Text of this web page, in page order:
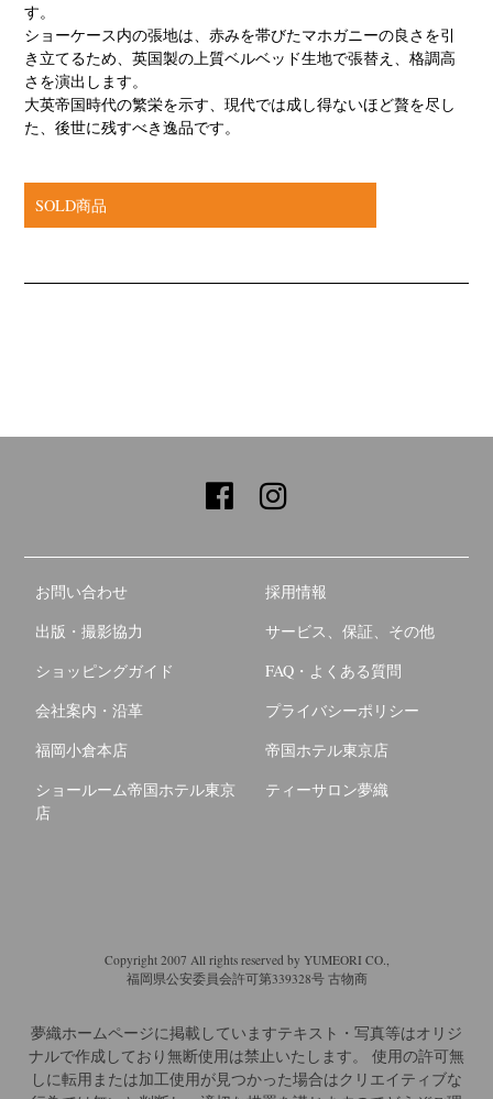
す。
ショーケース内の張地は、赤みを帯びたマホガニーの良さを引
き立てるため、英国製の上質ベルベッド生地で張替え、格調高
さを演出します。
大英帝国時代の繁栄を示す、現代では成し得ないほど贅を尽し
た、後世に残すべき逸品です。
SOLD商品
お問い合わせ
採用情報
出版・撮影協力
サービス、保証、その他
ショッピングガイド
FAQ・よくある質問
会社案内・沿革
プライバシーポリシー
福岡小倉本店
帝国ホテル東京店
ショールーム帝国ホテル東京
店
ティーサロン夢織
Copyright 2007 All rights reserved by YUMEORI CO.,
福岡県公安委員会許可第339328号 古物商
夢織ホームページに掲載していますテキスト・写真等はオリジ
ナルで作成しており無断使用は禁止いたします。
使用の許可無
しに転用または加工使用が見つかった場合はクリエイティブな